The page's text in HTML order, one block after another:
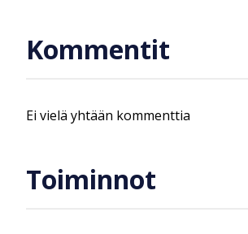
Kommentit
Ei vielä yhtään kommenttia
Toiminnot